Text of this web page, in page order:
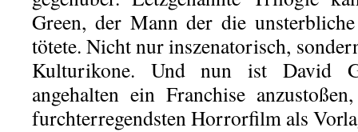
Green, der Mann der die
tötete. Nicht nur inszenatorisch,
Kulturikone. Und nun ist David
angehalten ein Franchise
furchterregendsten Horrorfilm als